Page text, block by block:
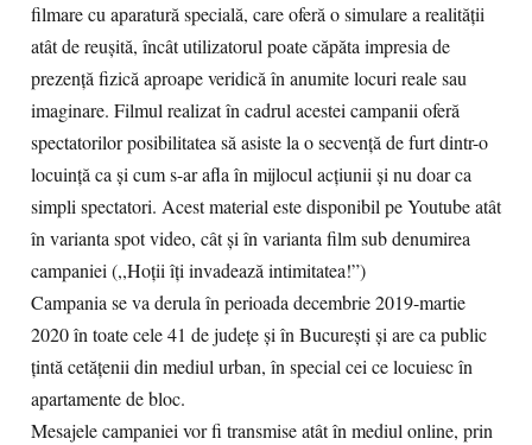
filmare cu aparatură specială, care oferă o simulare a realității
atât de reușită, încât utilizatorul poate căpăta impresia de
prezență fizică aproape veridică în anumite locuri reale sau
imaginare. Filmul realizat în cadrul acestei campanii oferă
spectatorilor posibilitatea să asiste la o secvență de furt dintr-o
locuință ca și cum s-ar afla în mijlocul acțiunii și nu doar ca
simpli spectatori. Acest material este disponibil pe Youtube atât
în varianta spot video, cât și în varianta film sub denumirea
campaniei (,,Hoții îți invadează intimitatea!”)
Campania se va derula în perioada decembrie 2019-martie
2020 în toate cele 41 de județe și în București și are ca public
țintă cetățenii din mediul urban, în special cei ce locuiesc în
apartamente de bloc.
Mesajele campaniei vor fi transmise atât în mediul online, prin